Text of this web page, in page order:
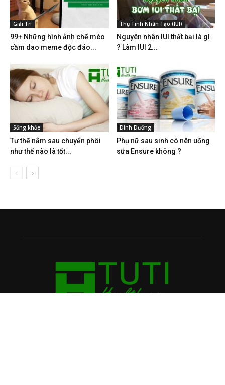
Giải Trí
99+ Những hình ảnh chế mèo
cầm dao meme độc đáo...
Thụ Tinh Nhân Tạo (IUI)
Nguyên nhân IUI thất bại là gì
? Làm IUI 2...
Sống khỏe
Tư thế nằm sau chuyển phôi
như thế nào là tốt...
Dinh Dưỡng
Phụ nữ sau sinh có nên uống
sữa Ensure không ?